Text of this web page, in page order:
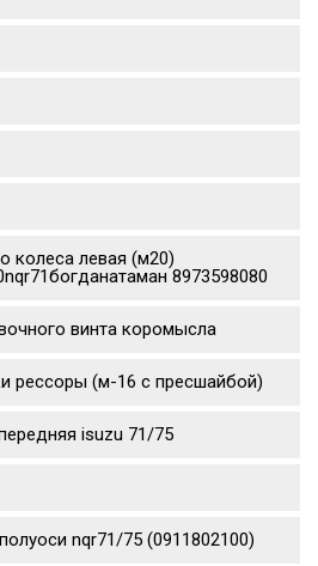
колеса левая (м20)
8973598080
винта коромысла
рессоры (м-16 с пресшайбой)
isuzu 71/75
nqr71/75 (0911802100)